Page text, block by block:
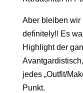
Aber bleiben wir
definitely!! Es
Highlight der
jedes „Outfit/
Punkt.